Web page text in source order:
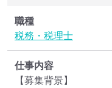
職種
税務・税理士
仕事内容
【募集背景】